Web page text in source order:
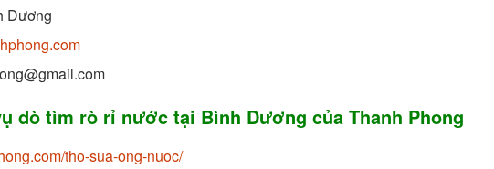
Dương
dò tìm rò rỉ nước tại Bình Dương của Thanh Phong
tho-sua-ong-nuoc/